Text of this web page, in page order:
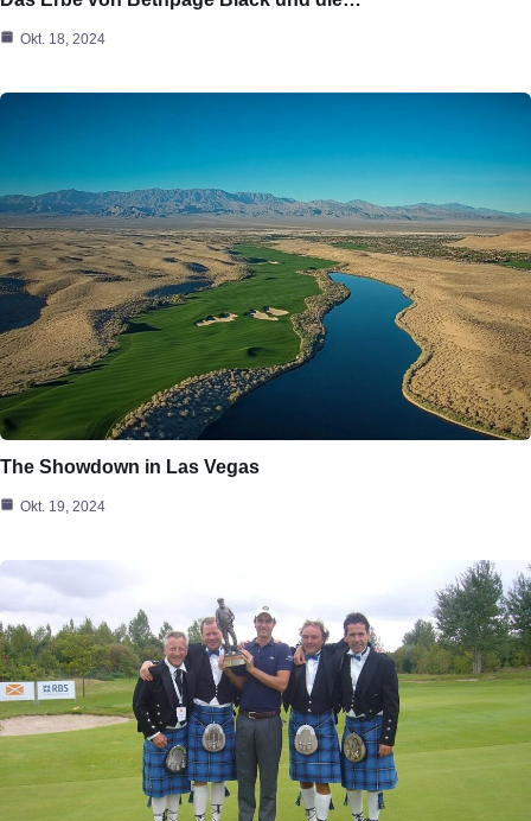
Okt. 18, 2024
The Showdown in Las Vegas
Okt. 19, 2024